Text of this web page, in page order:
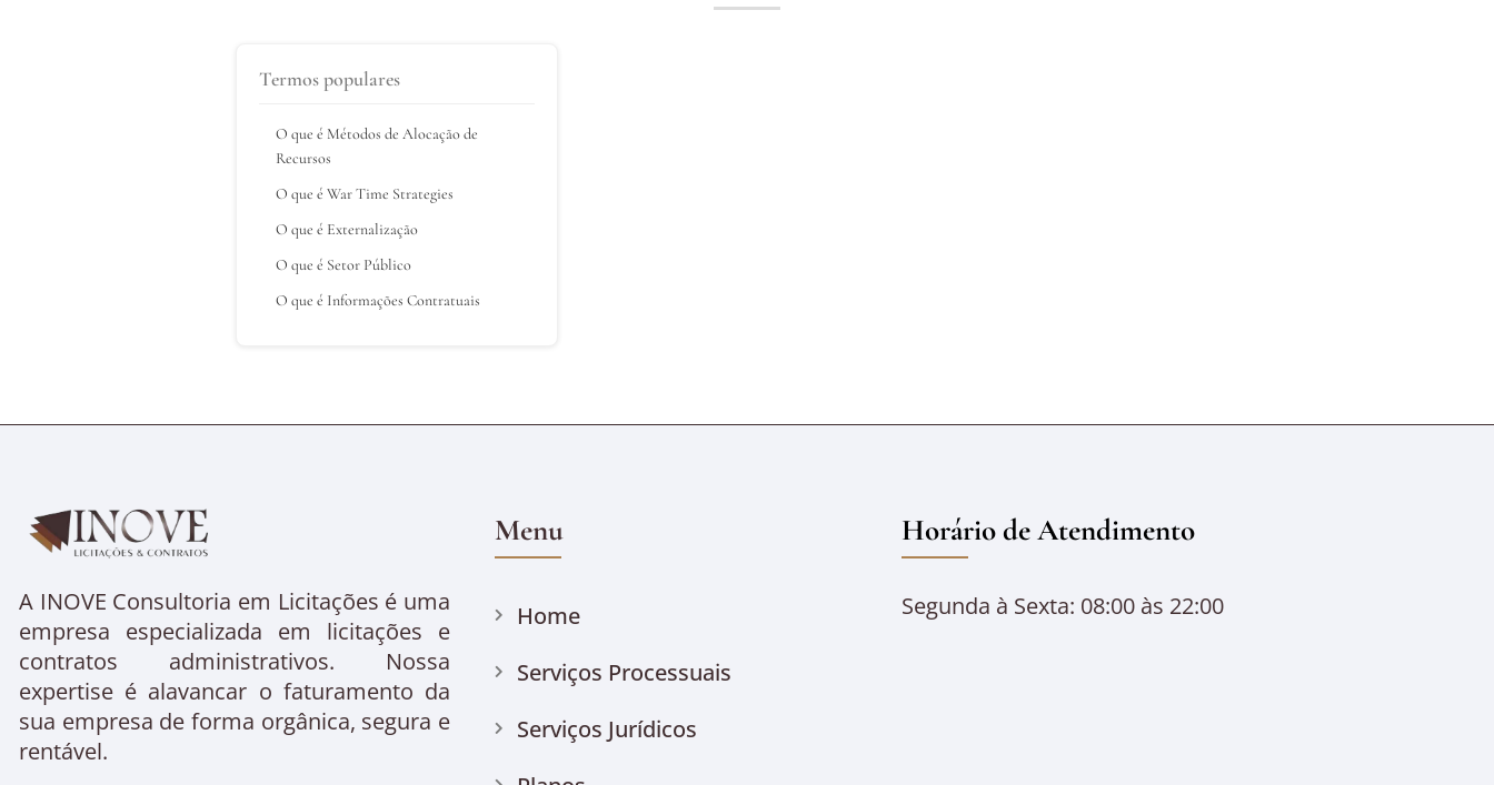
Termos populares
O que é Métodos de Alocação de
Recursos
O que é War Time Strategies
O que é Externalização
O que é Setor Público
O que é Informações Contratuais
A INOVE Consultoria em Licitações é uma
empresa especializada em licitações e
contratos administrativos. Nossa
expertise é alavancar o faturamento da
sua empresa de forma orgânica, segura e
rentável.
Menu
Home
Serviços Processuais
Serviços Jurídicos
Horário de Atendimento
Segunda à Sexta: 08:00 às 22:00